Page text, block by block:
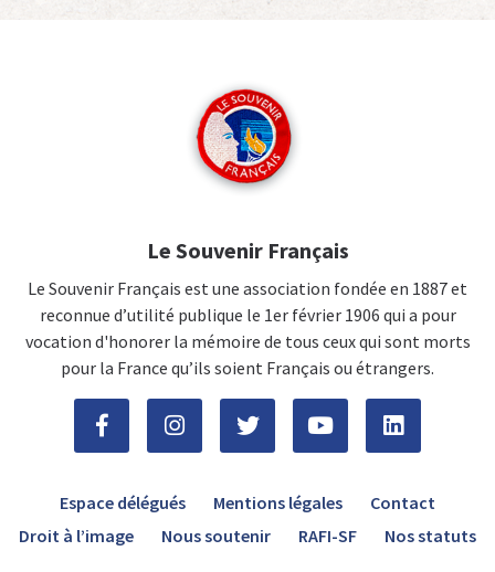
Le Souvenir Français
Le Souvenir Français est une association fondée en 1887 et
reconnue d’utilité publique le 1er février 1906 qui a pour
vocation d'honorer la mémoire de tous ceux qui sont morts
pour la France qu’ils soient Français ou étrangers.
Espace délégués Mentions légales
Contact
Droit à l’image
Nous soutenir RAFI-SF Nos statuts